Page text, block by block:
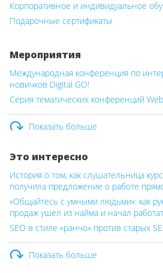
Корпоративное и индивидуальное
Подарочные сертификаты
Мероприятия
Международная конференция по
новичков Digital GO!
Серия тематических конференций
Показать больше
Это интересно
История о том, как слушательница
получила предложение о работе
«Общайтесь с умными людьми»: как
продаж ушел из найма и начал
SEO в стиле «ранчо» против старых
Показать больше